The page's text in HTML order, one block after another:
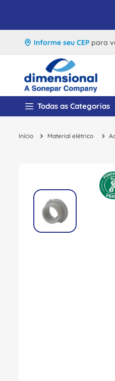
Informe seu CEP para
Todas as Categorias
Material elétrico